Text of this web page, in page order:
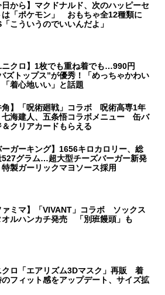
日から】マクドナルド、次のハッピーセ
は「ポケモン」 おもちゃ全12種類に
「こういうのでいいんだよ」
ニクロ】1枚でも重ね着でも…990円
ズトップス”が優秀！「めっちゃかわい
「着心地いい」と話題
角】「呪術廻戦」コラボ 呪術高専1年
七海建人、五条悟コラボメニュー 缶バ
＆クリアカードもらえる
ーガーキング】1656キロカロリー、総
527グラム…超大型チーズバーガー新発
製ガーリックマヨソース採用
ァミマ】「VIVANT」コラボ ソックス
オルハンカチ発売 「別班饅頭」も
クロ「エアリズム3Dマスク」再販 着
のフィット感をアップデート、サイズ拡